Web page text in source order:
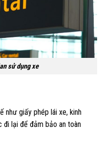
sử dụng xe
như giấy phép lái xe, kinh
đi lại để đảm bảo an toàn